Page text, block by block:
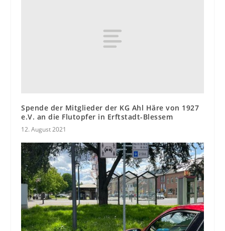
Spende der Mitglieder der KG Ahl Häre von 1927
e.V. an die Flutopfer in Erftstadt-Blessem
12. August 2021